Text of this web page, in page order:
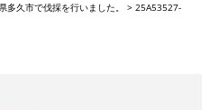
多久市で伐採を行いました。 > 25A53527-